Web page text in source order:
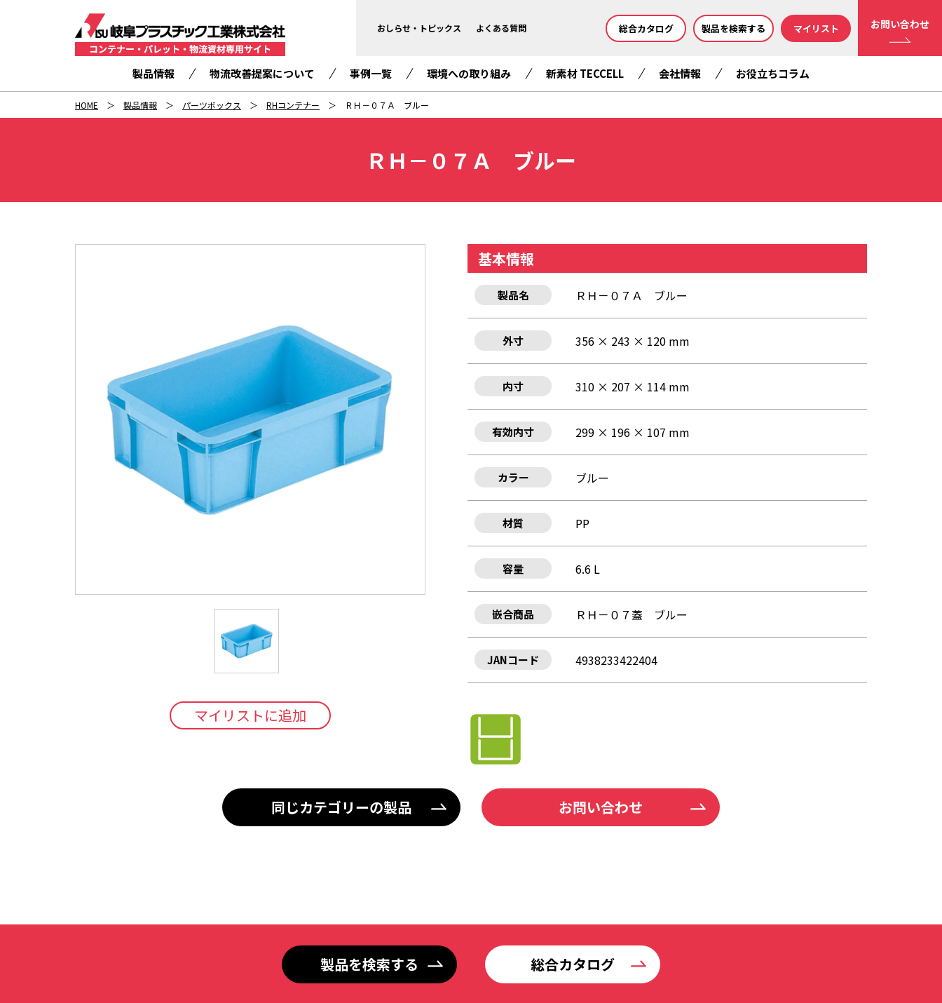
おしらせ・トピックス よくある質問 総合カタログ 製品を検索する マイリスト お問い合わせ
製品情報 物流改善提案について 事例一覧 環境への取り組み 新素材 TECCELL 会社情報 お役立ちコラム
HOME 製品情報 パーツボックス RHコンテナー ＲＨ－０７Ａ ブルー
ＲＨ－０７Ａ ブルー
マイリストに追加
基本情報
製品名 ＲＨ－０７Ａ ブルー
外寸 356 × 243 × 120 mm
内寸 310 × 207 × 114 mm
有効内寸 299 × 196 × 107 mm
カラー ブルー
材質 PP
容量 6.6 L
嵌合商品 ＲＨ－０７蓋 ブルー
JANコード 4938233422404
同じカテゴリーの製品 お問い合わせ
製品を検索する 総合カタログ